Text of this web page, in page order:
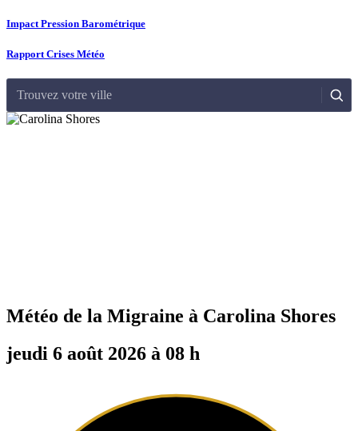
Impact Pression Barométrique
Rapport Crises Météo
Trouvez votre ville
Météo de la Migraine à Carolina Shores
jeudi 6 août 2026 à 08 h